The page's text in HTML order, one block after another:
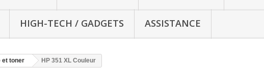
HIGH-TECH / GADGETS ASSISTANCE
et toner HP 351 XL Couleur